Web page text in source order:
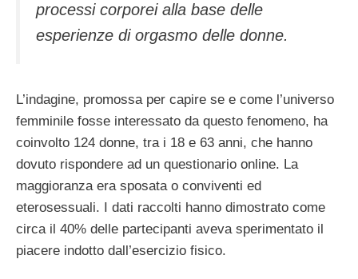
processi corporei alla base delle
esperienze di orgasmo delle donne.
L’indagine, promossa per capire se e come l’universo
femminile fosse interessato da questo fenomeno, ha
coinvolto 124 donne, tra i 18 e 63 anni, che hanno
dovuto rispondere ad un questionario online. La
maggioranza era sposata o conviventi ed
eterosessuali. I dati raccolti hanno dimostrato come
circa il 40% delle partecipanti aveva sperimentato il
piacere indotto dall’esercizio fisico.